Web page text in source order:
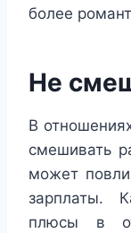
более
Не
В
смешивать
может
зарплаты.
плюсы в